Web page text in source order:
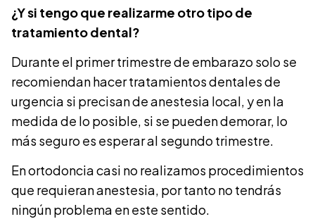
¿Y si tengo que realizarme otro tipo de
tratamiento dental?
Durante el primer trimestre de embarazo solo se
recomiendan hacer tratamientos dentales de
urgencia si precisan de anestesia local, y en la
medida de lo posible, si se pueden demorar, lo
más seguro es esperar al segundo trimestre.
En ortodoncia casi no realizamos procedimientos
que requieran anestesia, por tanto no tendrás
ningún problema en este sentido.